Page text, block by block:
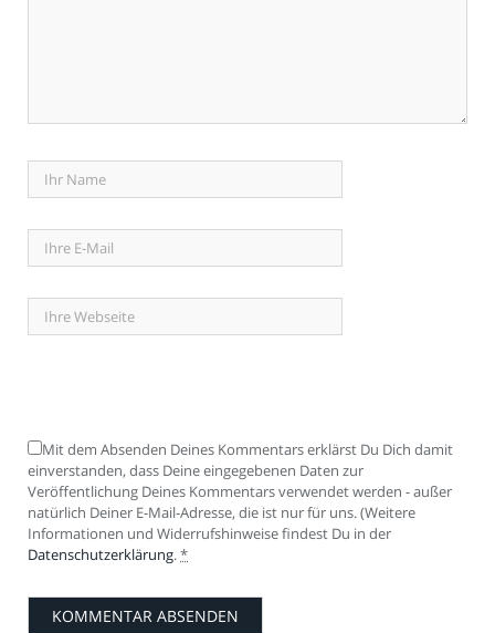
Mit dem Absenden Deines Kommentars erklärst Du Dich damit
einverstanden, dass Deine eingegebenen Daten zur
Veröffentlichung Deines Kommentars verwendet werden - außer
natürlich Deiner E-Mail-Adresse, die ist nur für uns. (Weitere
Informationen und Widerrufshinweise findest Du in der
Datenschutzerklärung.*